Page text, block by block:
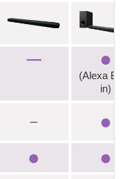
─ ●
(Alexa
in)
─ ●
● ●